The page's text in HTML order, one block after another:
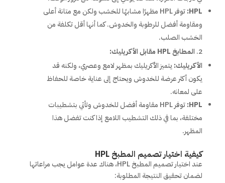
HPL:
توفر HPL مظهرًا مشابهًا للخشب ولكن مع متانة أعلى
ومقاومة أفضل للرطوبة والخدوش. كما أنها أقل تكلفة من
الخشب الصلب.
المطابخ HPL مقابل الأكريليك:
الأكريليك: يتميز الأكريليك بمظهر لامع وعصري، ولكنه قد
يكون أكثر عرضة للخدوش ويحتاج إلى عناية خاصة للحفاظ
على لمعانه.
HPL:
توفر HPL مقاومة أفضل للخدوش وتأتي بتشطيبات
مختلفة، بما في ذلك التشطيب اللامع إذا كنت تفضل هذا
المظهر.
كيفية اختيار تصميم المطبخ HPL
عند اختيار تصميم المطبخ HPL، هناك عدة عوامل يجب مراعاتها
لضمان تحقيق النتيجة المطلوبة: